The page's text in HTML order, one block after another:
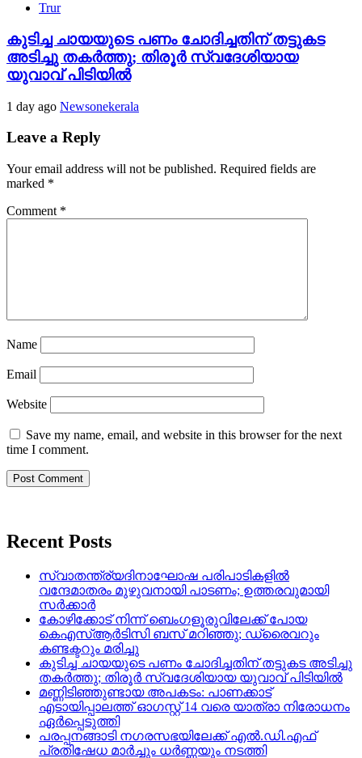
Trur
കുടിച്ച ചായയുടെ പണം ചോദിച്ചതിന് തട്ടുകട
അടിച്ചു തകർത്തു; തിരൂർ സ്വദേശിയായ
യുവാവ് പിടിയിൽ
1 day ago Newsonekerala
Leave a Reply
Your email address will not be published. Required fields are
marked *
Comment *
Name
Email
Website
Save my name, email, and website in this browser for the next
time I comment.
Recent Posts
സ്വാതന്ത്ര്യദിനാഘോഷ പരിപാടികളിൽ
വന്ദേമാതരം മുഴുവനായി പാടണം; ഉത്തരവുമായി
സർക്കാർ
കോഴിക്കോട് നിന്ന് ബെംഗളൂരുവിലേക്ക് പോയ
കെഎസ്ആർടിസി ബസ് മറിഞ്ഞു; ഡ്രൈവറും
കണ്ടക്ടറും മരിച്ചു
കുടിച്ച ചായയുടെ പണം ചോദിച്ചതിന് തട്ടുകട അടിച്ചു
തകർത്തു; തിരൂർ സ്വദേശിയായ യുവാവ് പിടിയിൽ
മണ്ണിടിഞ്ഞുണ്ടായ അപകടം: പാണക്കാട്
എടായിപ്പാലത്ത് ഓഗസ്റ്റ് 14 വരെ യാത്രാ നിരോധനം
ഏര്‍പ്പെടുത്തി
പരപ്പനങ്ങാടി നഗരസഭയിലേക്ക് എൽ.ഡി.എഫ്
പ്രതിഷേധ മാർച്ചും ധർണ്ണയും നടത്തി